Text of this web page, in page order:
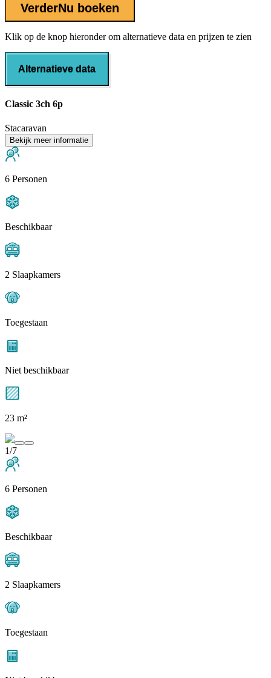
VerderNu boeken
Klik op de knop hieronder om alternatieve data en prijzen te zien
Alternatieve data
Classic 3ch 6p
Stacaravan
Bekijk meer informatie
6 Personen
Beschikbaar
2 Slaapkamers
Toegestaan
Niet beschikbaar
23 m²
1/7
6 Personen
Beschikbaar
2 Slaapkamers
Toegestaan